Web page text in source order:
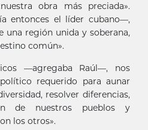
obra más preciada».
entonces el líder cubano—,
una región unida y soberana,
común».
—agregaba Raúl—, nos
requerido para aunar
resolver diferencias,
de nuestros pueblos y
los otros».